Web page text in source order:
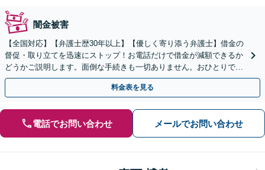
闇金被害
【全国対応】【弁護士歴30年以上】【優しく寄り添う弁護士】借金の
督促・取り立てを迅速にストップ！お電話だけで借金が減額できるか
どうかご説明します。面倒な手続きも一切ありません。おひとりで悩
まず、お気軽にご相談ください。【電話相談可】
料金表を見る
電話でお問い合わせ メールでお問い合わせ